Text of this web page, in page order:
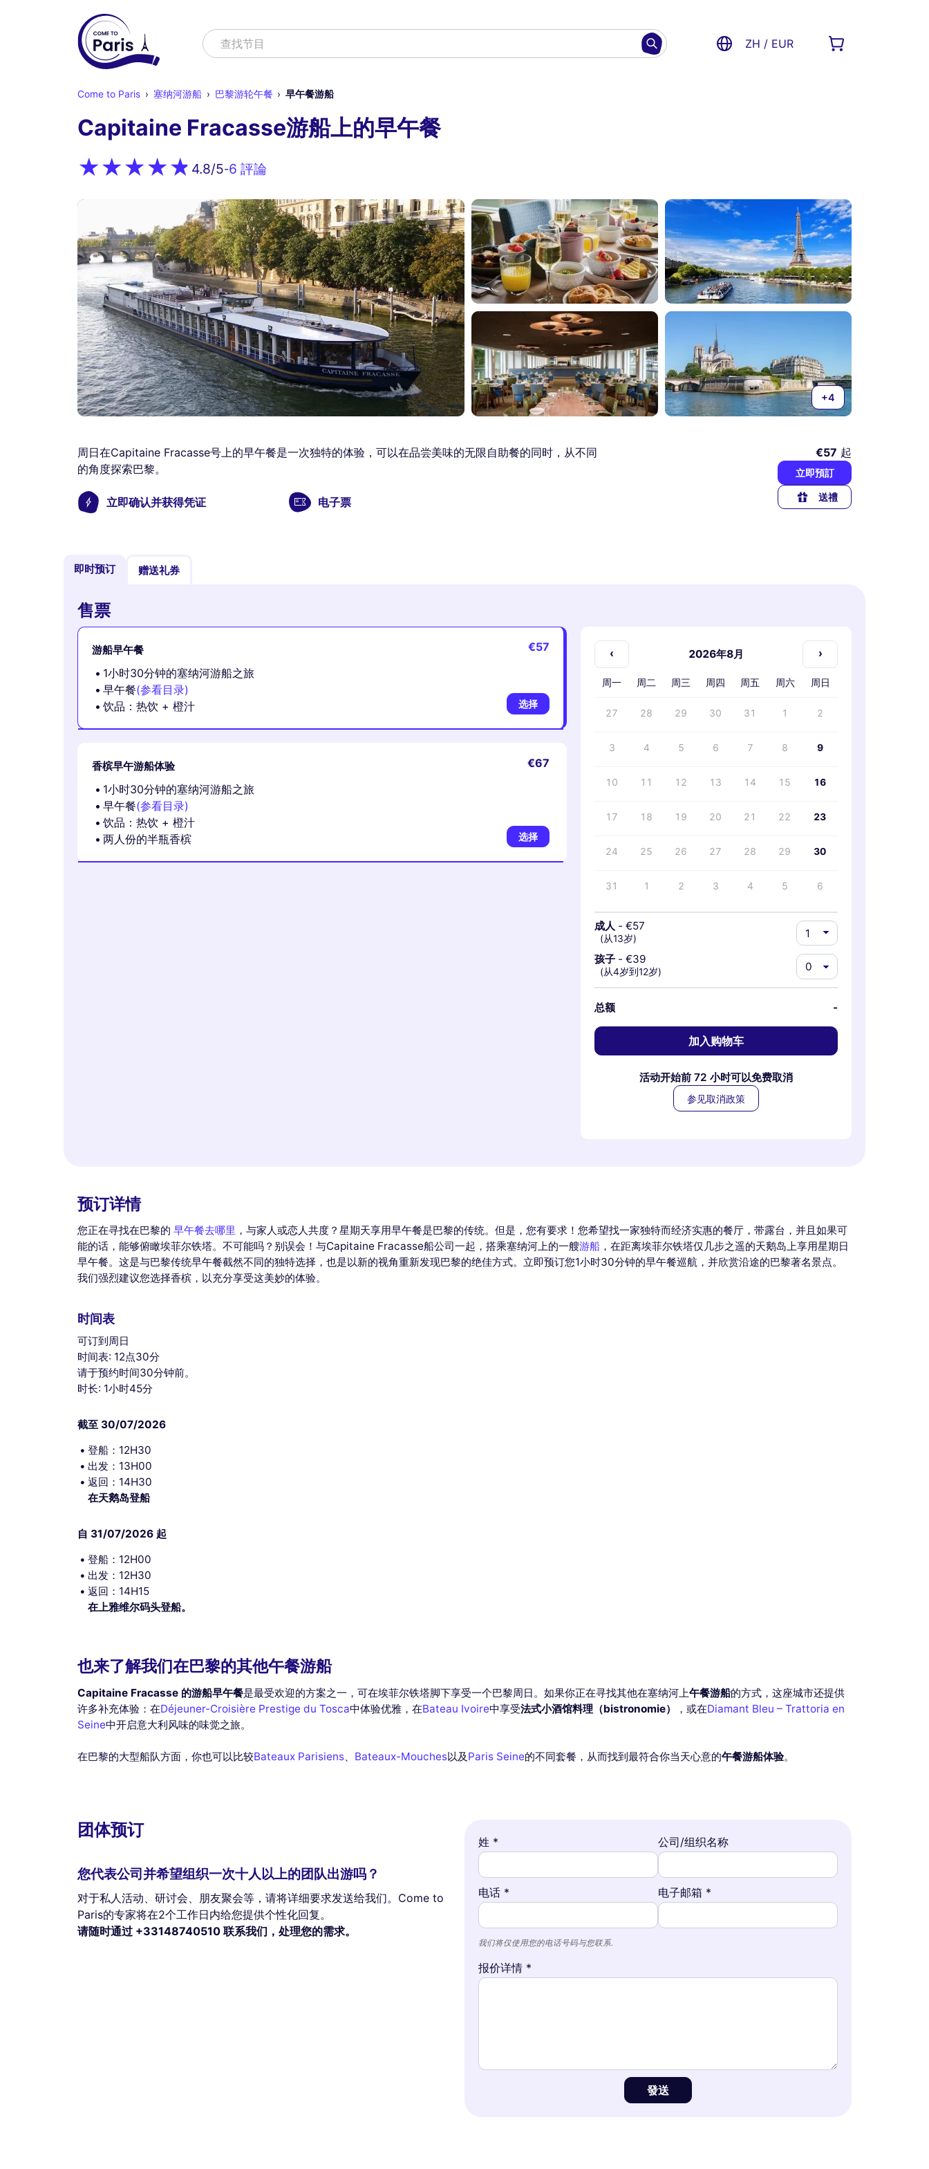
寻找查找节目 ZH / EUR
Come to Paris 塞纳河游船 巴黎游轮午餐 早午餐游船
Capitaine Fracasse游船上的早午餐
4.8/5-6 評論
+4
周日在Capitaine Fracasse号上的早午餐是一次独特的体验，可以在品尝美味的无限自助餐的同时，从不同
的角度探索巴黎。
立即确认并获得凭证 电子票
€57 起
立即預訂
送禮
即时预订 赠送礼券
售票
游船早午餐
1小时30分钟的塞纳河游船之旅
早午餐(参看目录)
饮品：热饮 + 橙汁
€57
选择
香槟早午游船体验
1小时30分钟的塞纳河游船之旅
早午餐(参看目录)
饮品：热饮 + 橙汁
两人份的半瓶香槟
€67
选择
‹ 2026年8月 ›
周一 周二 周三 周四 周五 周六 周日
27 28 29 30 31 1 2
3 4 5 6 7 8 9
10 11 12 13 14 15 16
17 18 19 20 21 22 23
24 25 26 27 28 29 30
31 1 2 3 4 5 6
成人 - €57
(从13岁)
孩子 - €39
(从4岁到12岁)
总额 -
加入购物车
活动开始前 72 小时可以免费取消
参见取消政策
预订详情
您正在寻找在巴黎的 早午餐去哪里 ，与家人或恋人共度？星期天享用早午餐是巴黎的传统。但是，您有要求！您希望找一家独特而经济实惠的餐厅，带露台，并且如果可
能的话，能够俯瞰埃菲尔铁塔。不可能吗？别误会！与Capitaine Fracasse船公司一起，搭乘塞纳河上的一艘游船 ，在距离埃菲尔铁塔仅几步之遥的天鹅岛上享用星期日
早午餐。这是与巴黎传统早午餐截然不同的独特选择，也是以新的视角重新发现巴黎的绝佳方式。立即预订您1小时30分钟的早午餐巡航，并欣赏沿途的巴黎著名景点。
我们强烈建议您选择香槟，以充分享受这美妙的体验。
时间表
可订到周日
时间表: 12点30分
请于预约时间30分钟前。
时长: 1小时45分
截至 30/07/2026
登船：12H30
出发：13H00
返回：14H30
在天鹅岛登船
自 31/07/2026 起
登船：12H00
出发：12H30
返回：14H15
在上雅维尔码头登船。
也来了解我们在巴黎的其他午餐游船
Capitaine Fracasse 的游船早午餐是最受欢迎的方案之一，可在埃菲尔铁塔脚下享受一个巴黎周日。如果你正在寻找其他在塞纳河上午餐游船的方式，这座城市还提供
许多补充体验：在Déjeuner-Croisière Prestige du Tosca中体验优雅，在Bateau Ivoire中享受法式小酒馆料理（bistronomie） ，或在Diamant Bleu – Trattoria en
Seine中开启意大利风味的味觉之旅。
在巴黎的大型船队方面，你也可以比较Bateaux Parisiens、 Bateaux-Mouches以及 Paris Seine的不同套餐，从而找到最符合你当天心意的午餐游船体验。
团体预订
您代表公司并希望组织一次十人以上的团队出游吗？
对于私人活动、研讨会、朋友聚会等，请将详细要求发送给我们。Come to
Paris的专家将在2个工作日内给您提供个性化回复。
请随时通过 +33148740510 联系我们，处理您的需求。
姓 * 公司/组织名称
电话 * 电子邮箱 *
我们将仅使用您的电话号码与您联系.
报价详情 *
發送